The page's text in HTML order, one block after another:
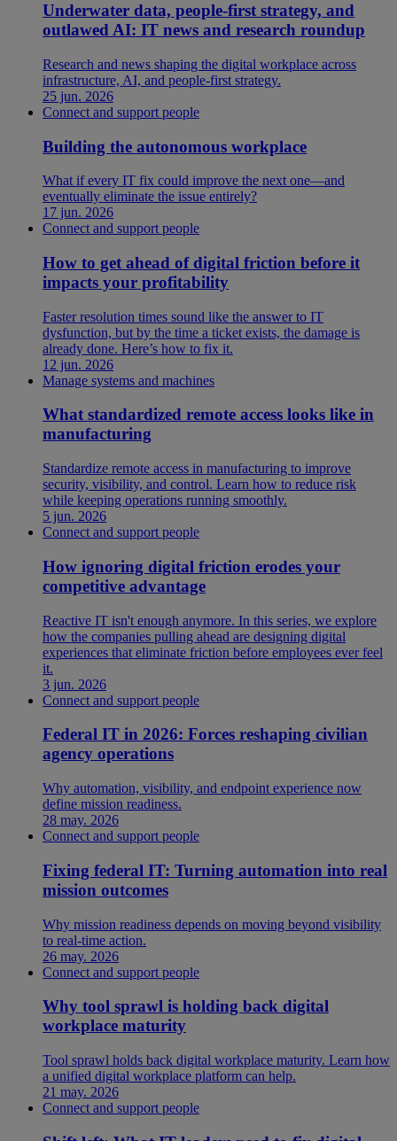
Underwater data, people-first strategy, and
outlawed AI: IT news and research roundup
Research and news shaping the digital workplace across
infrastructure, AI, and people-first strategy.
25 jun. 2026
Connect and support people
Building the autonomous workplace
What if every IT fix could improve the next one—and
eventually eliminate the issue entirely?
17 jun. 2026
Connect and support people
How to get ahead of digital friction before it
impacts your profitability
Faster resolution times sound like the answer to IT
dysfunction, but by the time a ticket exists, the damage is
already done. Here’s how to fix it.
12 jun. 2026
Manage systems and machines
What standardized remote access looks like in
manufacturing
Standardize remote access in manufacturing to improve
security, visibility, and control. Learn how to reduce risk
while keeping operations running smoothly.
5 jun. 2026
Connect and support people
How ignoring digital friction erodes your
competitive advantage
Reactive IT isn't enough anymore. In this series, we explore
how the companies pulling ahead are designing digital
experiences that eliminate friction before employees ever feel
it.
3 jun. 2026
Connect and support people
Federal IT in 2026: Forces reshaping civilian
agency operations
Why automation, visibility, and endpoint experience now
define mission readiness.
28 may. 2026
Connect and support people
Fixing federal IT: Turning automation into real
mission outcomes
Why mission readiness depends on moving beyond visibility
to real-time action.
26 may. 2026
Connect and support people
Why tool sprawl is holding back digital
workplace maturity
Tool sprawl holds back digital workplace maturity. Learn how
a unified digital workplace platform can help.
21 may. 2026
Connect and support people